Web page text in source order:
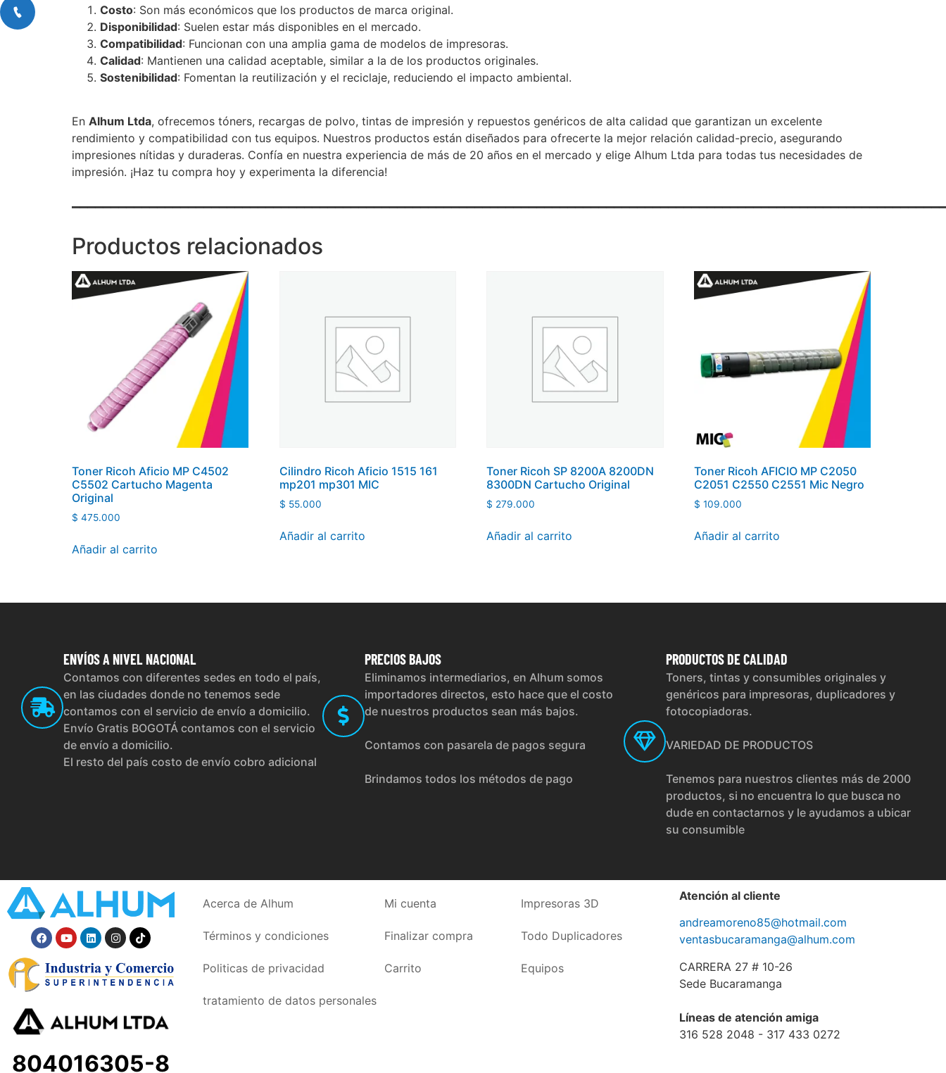
Costo: Son más económicos que los productos de marca original.
Disponibilidad: Suelen estar más disponibles en el mercado.
Compatibilidad: Funcionan con una amplia gama de modelos de impresoras.
Calidad: Mantienen una calidad aceptable, similar a la de los productos originales.
Sostenibilidad: Fomentan la reutilización y el reciclaje, reduciendo el impacto ambiental.
En Alhum Ltda, ofrecemos tóners, recargas de polvo, tintas de impresión y repuestos genéricos de alta calidad que garantizan un excelente
rendimiento y compatibilidad con tus equipos. Nuestros productos están diseñados para ofrecerte la mejor relación calidad-precio, asegurando
impresiones nítidas y duraderas. Confía en nuestra experiencia de más de 20 años en el mercado y elige Alhum Ltda para todas tus necesidades de
impresión. ¡Haz tu compra hoy y experimenta la diferencia!
Productos relacionados
Toner Ricoh Aficio MP C4502
C5502 Cartucho Magenta
Original
$ 475.000
Añadir al carrito
Cilindro Ricoh Aficio 1515 161
mp201 mp301 MIC
$ 55.000
Añadir al carrito
Toner Ricoh SP 8200A 8200DN
8300DN Cartucho Original
$ 279.000
Añadir al carrito
Toner Ricoh AFICIO MP C2050
C2051 C2550 C2551 Mic Negro
$ 109.000
Añadir al carrito
ENVÍOSA NIVEL NACIONAL
Contamos con diferentes sedes en todo el país,
en las ciudades donde no tenemos sede
contamos con el servicio de envío a domicilio.
Envío Gratis BOGOTÁ contamos con el servicio
de envío a domicilio.
El resto del país costo de envío cobro adicional
PRECIOSBAJOS
Eliminamos intermediarios, en Alhum somos
importadores directos, esto hace que el costo
de nuestros productos sean más bajos.
Contamos con pasarela de pagos segura
Brindamos todos los métodos de pago
PRODUCTOSDE CALIDAD
Toners, tintas y consumibles originales y
genéricos para impresoras, duplicadores y
fotocopiadoras.
VARIEDAD DE PRODUCTOS
Tenemos para nuestros clientes más de 2000
productos, si no encuentra lo que busca no
dude en contactarnos y le ayudamos a ubicar
su consumible
804016305-8
Acerca de Alhum
Términos y condiciones
Politicas de privacidad
tratamiento de datos personales
Mi cuenta
Finalizar compra
Carrito
Impresoras 3D
Todo Duplicadores
Equipos
Atención al cliente
andreamoreno85@hotmail.com
ventasbucaramanga@alhum.com
CARRERA 27 # 10-26
Sede Bucaramanga
Líneas de atención amiga
316 528 2048 - 317 433 0272